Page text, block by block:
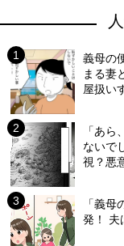
義母の
まる妻
屋扱い
「あ
ないで
視？悪
「義
発！ 夫